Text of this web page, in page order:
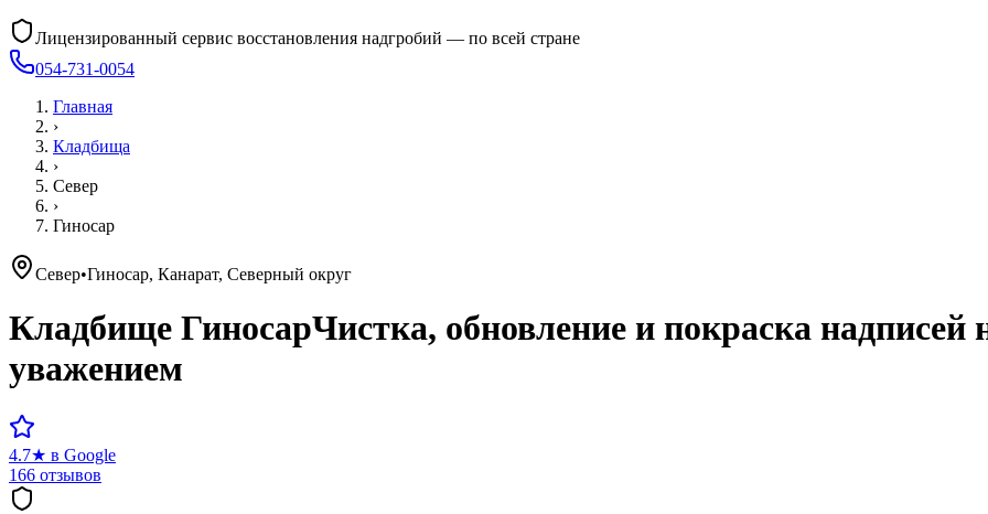
Лицензированный сервис восстановления надгробий — по всей стране
054-731-0054
Главная
›
Кладбища
›
Север
›
Гиносар
Север•Гиносар, Канарат, Северный округ
Кладбище ГиносарЧистка, обновление и покраска
уважением
4.7★ в Google
166 отзывов